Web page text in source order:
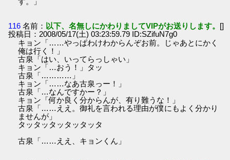
116 名前： 以下、名無しにかわりましてVIPがお送りします。 []
投稿日：2008/05/17(土) 03:23:59.79 ID:SZifuN7g0
キョン「……やっぱわけわからんぞお前。じゃあとにかく
俺は行く！」
古泉「はい、いってらっしゃい」
キョン「…おう！」タッ
古泉「…………」
キョン「……なあ古泉っー！」
古泉「…なんですかー？」
キョン「何か良く分からんが、有り難うな！」
古泉「……ええ。御礼を言われる理由が僕にもよく分かり
ませんが」
タッタッタッタッタッタ
古泉「……ええ、キョンくん」